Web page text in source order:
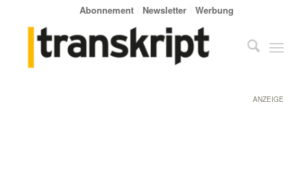
Abonnement Newsletter Werbung
ANZEIGE